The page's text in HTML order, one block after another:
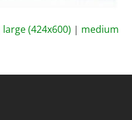
large (424x600) | medium